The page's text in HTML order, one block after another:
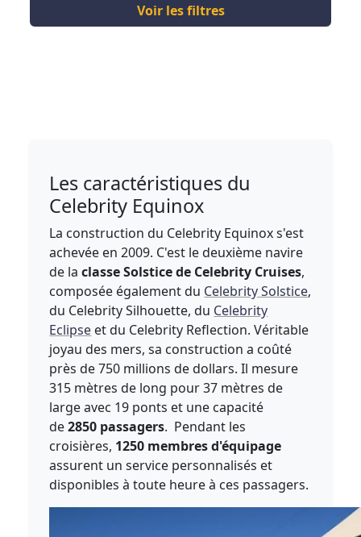
Voir les filtres
Les caractéristiques du
Celebrity Equinox
La construction du Celebrity Equinox s'est
achevée en 2009. C'est le deuxième navire
de laclasse Solstice de Celebrity Cruises,
composée également du Celebrity Solstice,
du Celebrity Silhouette, du Celebrity
Eclipse et du Celebrity Reflection. Véritable
joyau des mers, sa construction a coûté
près de 750 millions de dollars. Il mesure
315 mètres de long pour 37 mètres de
large avec 19 ponts et une capacité
de2850 passagers. Pendant les
croisières, 1250 membres d'équipage
assurent un service personnalisés et
disponibles à toute heure à ces passagers.